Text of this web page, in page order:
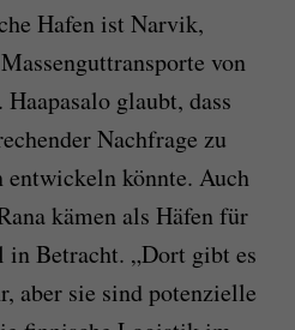
Hafen ist Narvik,
von
glaubt, dass
Nachfrage zu
entwickeln könnte. Auch
kämen als Häfen für
in Betracht. „Dort gibt es
aber sie sind potenzielle